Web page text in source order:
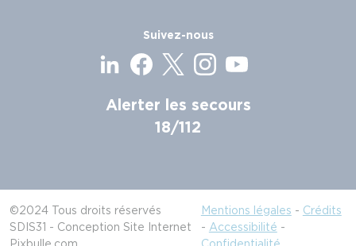
Suivez-nous
Alerter les secours
18/112
©2024 Tous droits réservés
SDIS31 - Conception Site Internet
Pixbulle.com
Mentions légales - Crédits
- Accessibilité -
Confidentialité